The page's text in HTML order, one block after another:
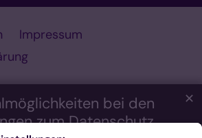
bei den
zum Datenschutz
✕
Impressum